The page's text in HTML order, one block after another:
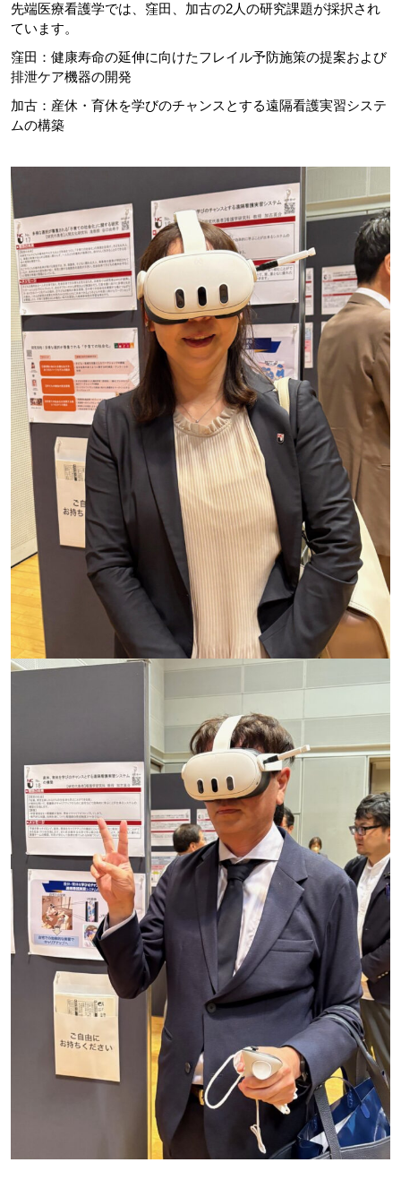
先端医療看護学では、窪田、加古の2人の研究課題が採択され
ています。
窪田：健康寿命の延伸に向けたフレイル予防施策の提案および
排泄ケア機器の開発
加古：産休・育休を学びのチャンスとする遠隔看護実習システ
ムの構築